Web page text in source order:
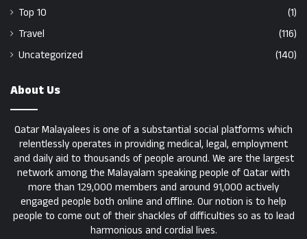
Top 10
(1)
Travel
(116)
Uncategorized
(140)
About Us
Qatar Malayalees is one of a substantial social platforms which
relentlessly operates in providing medical, legal, employment
and daily aid to thousands of people around. We are the largest
network among the Malayalam speaking people of Qatar with
more than 129,000 members and around 91,000 actively
engaged people both online and offline. Our notion is to help
people to come out of their shackles of difficulties so as to lead
harmonious and cordial lives.